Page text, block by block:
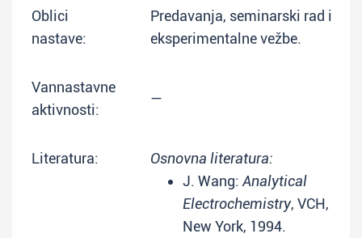
Oblici
nastave:
Predavanja, seminarski rad i
eksperimentalne vežbe.
Vannastavne
aktivnosti:
—
Literatura:
Osnovna literatura:
J. Wang: Analytical
Electrochemistry, VCH,
New York, 1994.